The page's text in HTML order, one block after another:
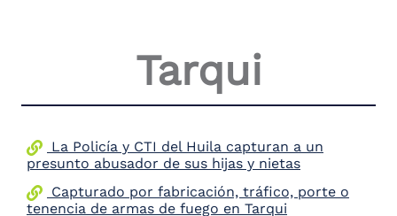
Tarqui
La Policía y CTI del Huila capturan a un
presunto abusador de sus hijas y nietas
Capturado por fabricación, tráfico, porte o
tenencia de armas de fuego en Tarqui